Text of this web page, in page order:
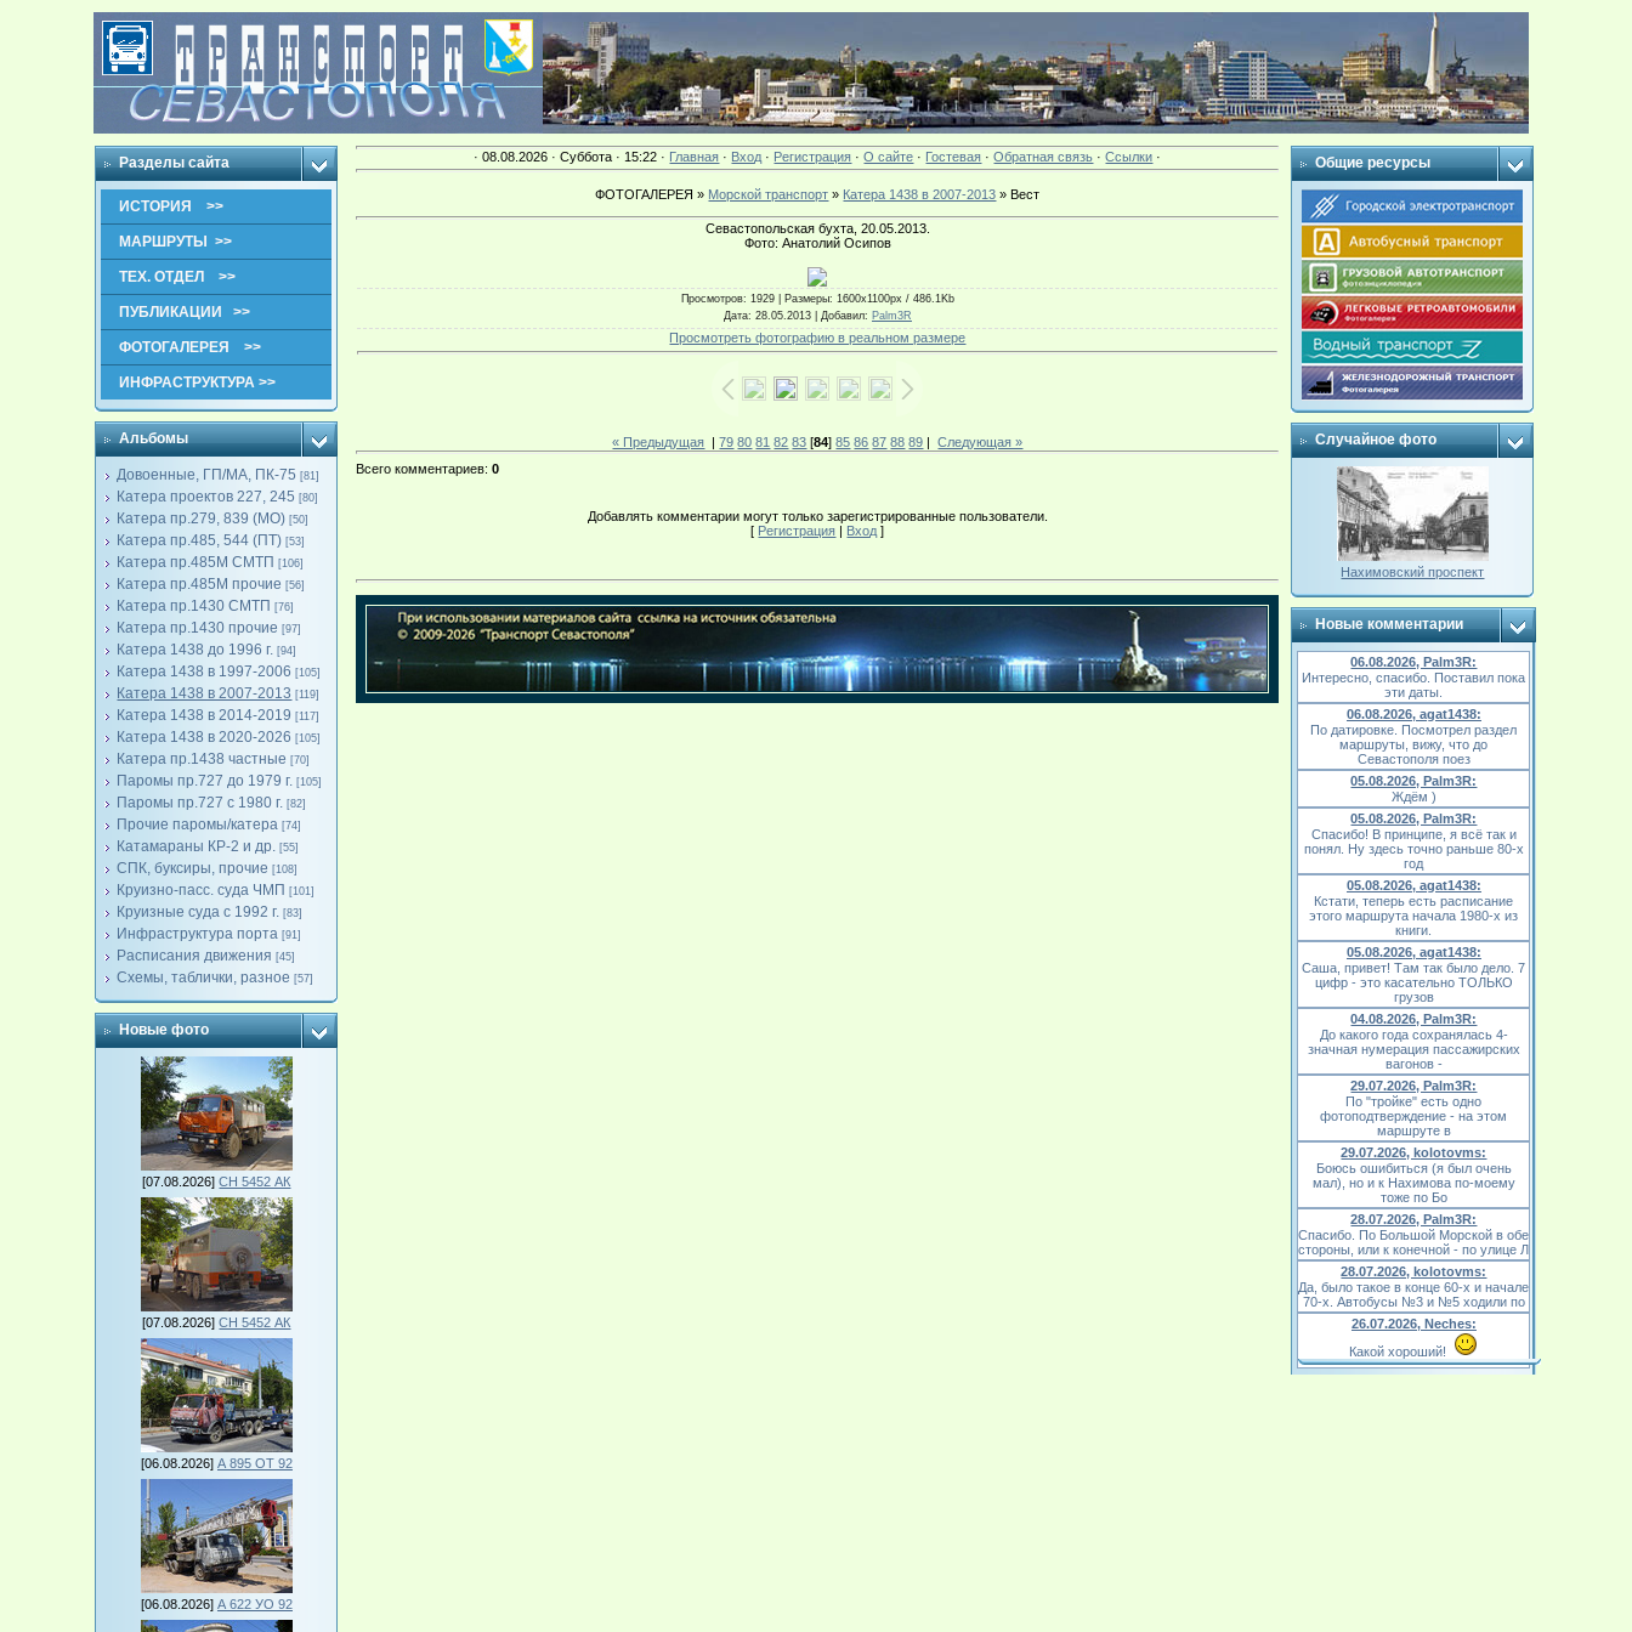
Разделы сайта
ИСТОРИЯ >>
МАРШРУТЫ >>
ТЕХ. ОТДЕЛ >>
ПУБЛИКАЦИИ >>
ФОТОГАЛЕРЕЯ >>
ИНФРАСТРУКТУРА >>
Альбомы
Довоенные, ГП/МА, ПК-75 [81]
Катера проектов 227, 245 [80]
Катера пр.279, 839 (МО) [50]
Катера пр.485, 544 (ПТ) [53]
Катера пр.485М СМТП [106]
Катера пр.485М прочие [56]
Катера пр.1430 СМТП [76]
Катера пр.1430 прочие [97]
Катера 1438 до 1996 г. [94]
Катера 1438 в 1997-2006 [105]
Катера 1438 в 2007-2013 [119]
Катера 1438 в 2014-2019 [117]
Катера 1438 в 2020-2026 [105]
Катера пр.1438 частные [70]
Паромы пр.727 до 1979 г. [105]
Паромы пр.727 с 1980 г. [82]
Прочие паромы/катера [74]
Катамараны КР-2 и др. [55]
СПК, буксиры, прочие [108]
Круизно-пасс. суда ЧМП [101]
Круизные суда с 1992 г. [83]
Инфраструктура порта [91]
Расписания движения [45]
Схемы, таблички, разное [57]
Новые фото
[07.08.2026]СН 5452 АК
[07.08.2026]СН 5452 АК
[06.08.2026] А 895 ОТ 92
[06.08.2026] А 622 УО 92
· 08.08.2026 · Суббота · 15:22 · Главная · Вход · Регистрация ·О сайте · Гостевая ·Обратная связь ·Ссылки ·
ФОТОГАЛЕРЕЯ » Морской транспорт » Катера 1438 в 2007-2013 » Вест
Севастопольская бухта, 20.05.2013.
Фото: Анатолий Осипов
Просмотров: 1929 | Размеры: 1600x1100px / 486.1Kb
Дата: 28.05.2013 | Добавил: Palm3R
Просмотреть фотографию в реальном размере
« Предыдущая |79 80 81 82 83 [84]85 86 87 88 89 |Следующая »
Всего комментариев:0
Добавлять комментарии могут только зарегистрированные пользователи.
[ Регистрация | Вход ]
Общие ресурсы
Случайное фото
Нахимовский проспект
Новые комментарии
06.08.2026, Palm3R:
Интересно, спасибо. Поставил пока
эти даты.
06.08.2026, agat1438:
По датировке. Посмотрел раздел
маршруты, вижу, что до
Севастополя поез
05.08.2026, Palm3R:
Ждём )
05.08.2026, Palm3R:
Спасибо! В принципе, я всё так и
понял. Ну здесь точно раньше 80-х
год
05.08.2026, agat1438:
Кстати, теперь есть расписание
этого маршрута начала 1980-х из
книги.
05.08.2026, agat1438:
Саша, привет! Там так было дело. 7
цифр - это касательно ТОЛЬКО
грузов
04.08.2026, Palm3R:
До какого года сохранялась 4-
значная нумерация пассажирских
вагонов -
29.07.2026, Palm3R:
По "тройке" есть одно
фотоподтверждение - на этом
маршруте в
29.07.2026, kolotovms:
Боюсь ошибиться (я был очень
мал), но и к Нахимова по-моему
тоже по Бо
28.07.2026, Palm3R:
Спасибо. По Большой Морской в обе
стороны, или к конечной - по улице Л
28.07.2026, kolotovms:
Да, было такое в конце 60-х и начале
70-х. Автобусы №3 и №5 ходили по
26.07.2026, Neches:
Какой хороший!